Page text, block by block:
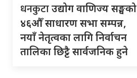
धनकुटाउद्योग वाणिज्य सङ्घको
४६औँ साधारण सभा सम्पन्न,
नयाँ नेतृत्वका लागि निर्वाचन
तालिका छिट्टै सार्वजनिक हुने